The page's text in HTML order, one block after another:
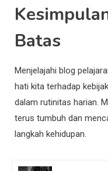
Batas
Menjelajahi blog
hati kita terhadap
dalam rutinitas harian.
terus tumbuh dan
langkah kehidupan.